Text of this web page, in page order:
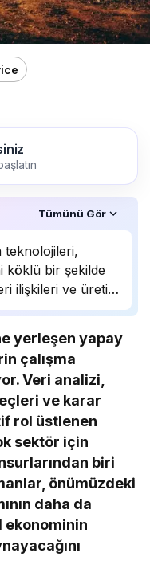
Tümünü Gör
teknolojileri,
köklü bir şekilde
ilişkileri ve üretim
yapay zeka,
yıllarda
yerleşen yapay
çalışma
Veri analizi,
ve karar
rol üstlenen
sektör için
biri
önümüzdeki
daha da
ekonominin